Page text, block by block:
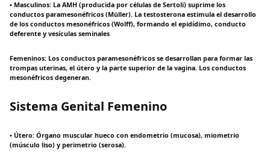
• Masculinos: La AMH (producida por células de Sertoli) suprime los
conductos paramesonéfricos (Müller). La testosterona estimula el desarrollo
de los conductos mesonéfricos (Wolff), formando el epidídimo, conducto
deferente y vesículas seminales
Femeninos: Los conductos paramesonéfricos se desarrollan para formar las
trompas uterinas, el útero y la parte superior de la vagina. Los conductos
mesonéfricos degeneran.
Sistema Genital Femenino
• Útero: Órgano muscular hueco con endometrio (mucosa), miometrio
(músculo liso) y perimetrio (serosa).